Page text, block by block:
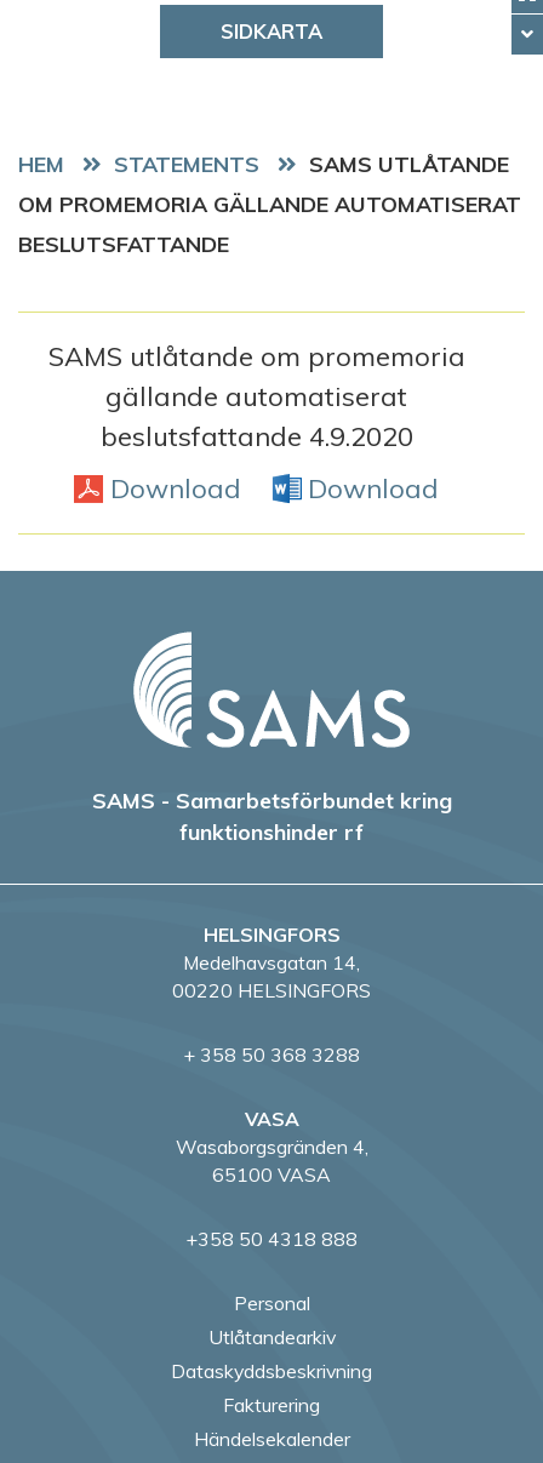
SIDKARTA
HEM STATEMENTS
SAMS UTLÅTANDE
OM PROMEMORIA GÄLLANDE AUTOMATISERAT
BESLUTSFATTANDE
SAMS utlåtande om promemoria
gällande automatiserat
beslutsfattande 4.9.2020
Download PDF Download
SAMS - Samarbetsförbundet kring
funktionshinder rf
HELSINGFORS
Medelhavsgatan 14,
00220 HELSINGFORS
+ 358 50 368 3288
VASA
Wasaborgsgränden 4,
65100 VASA
+358 50 4318 888
Personal
Utlåtandearkiv
Dataskyddsbeskrivning
Fakturering
Händelsekalender